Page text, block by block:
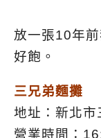
放一張10年
好飽。
三兄弟麵攤
地址：新北市
營業時間：